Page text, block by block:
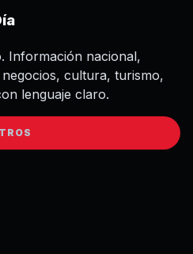
Información nacional,
cultura, turismo,
lenguaje claro.